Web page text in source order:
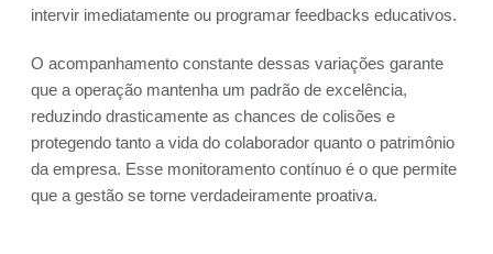
intervir imediatamente ou programar feedbacks educativos.
O acompanhamento constante dessas variações garante
que a operação mantenha um padrão de excelência,
reduzindo drasticamente as chances de colisões e
protegendo tanto a vida do colaborador quanto o patrimônio
da empresa. Esse monitoramento contínuo é o que permite
que a gestão se torne verdadeiramente proativa.